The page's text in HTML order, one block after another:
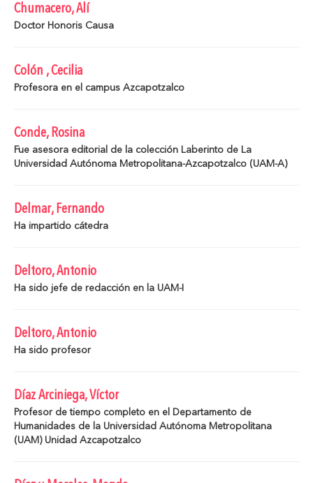
Chumacero, Alí
Doctor Honoris Causa
Colón , Cecilia
Profesora en el campus Azcapotzalco
Conde, Rosina
Fue asesora editorial de la colección Laberinto de La
Universidad Autónoma Metropolitana-Azcapotzalco (UAM-A)
Delmar, Fernando
Ha impartido cátedra
Deltoro, Antonio
Ha sido jefe de redacción en la UAM-I
Deltoro, Antonio
Ha sido profesor
Díaz Arciniega, Víctor
Profesor de tiempo completo en el Departamento de
Humanidades de la Universidad Autónoma Metropolitana
(UAM) Unidad Azcapotzalco